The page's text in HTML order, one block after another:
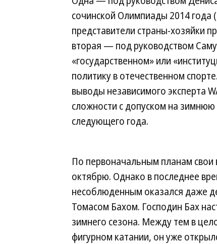
сочинской Олимпиады 2014 года
представители страны-хозяйки
вторая — под руководством
«государственном» или
политику в отечественном
выводы независимого эксперта
сложности с допуском на
следующего года.
По первоначальным планам
октябрю. Однако в последнее
несоблюденным оказался даже
Томасом Бахом. Господин Бах
зимнего сезона. Между тем в
фигурном катании, он уже